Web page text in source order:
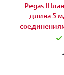
Pegas
длина 5